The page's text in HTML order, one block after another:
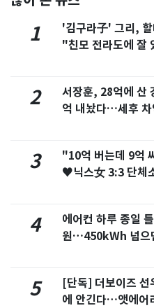
1
'김구라子' 그리, 할
"친모 전라도에
2
서장훈, 28억에 산
억 내놨다…세후
3
"10억 버는데 9억
♥닉스女 3:3 단체
4
에어컨 하루 종일
원…450kWh 넘으
5
[단독] 더보이즈 선
에 안긴다…앳에어